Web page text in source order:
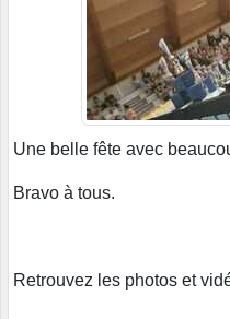
Une belle fête avec
Bravo à tous.
Retrouvez les photos et